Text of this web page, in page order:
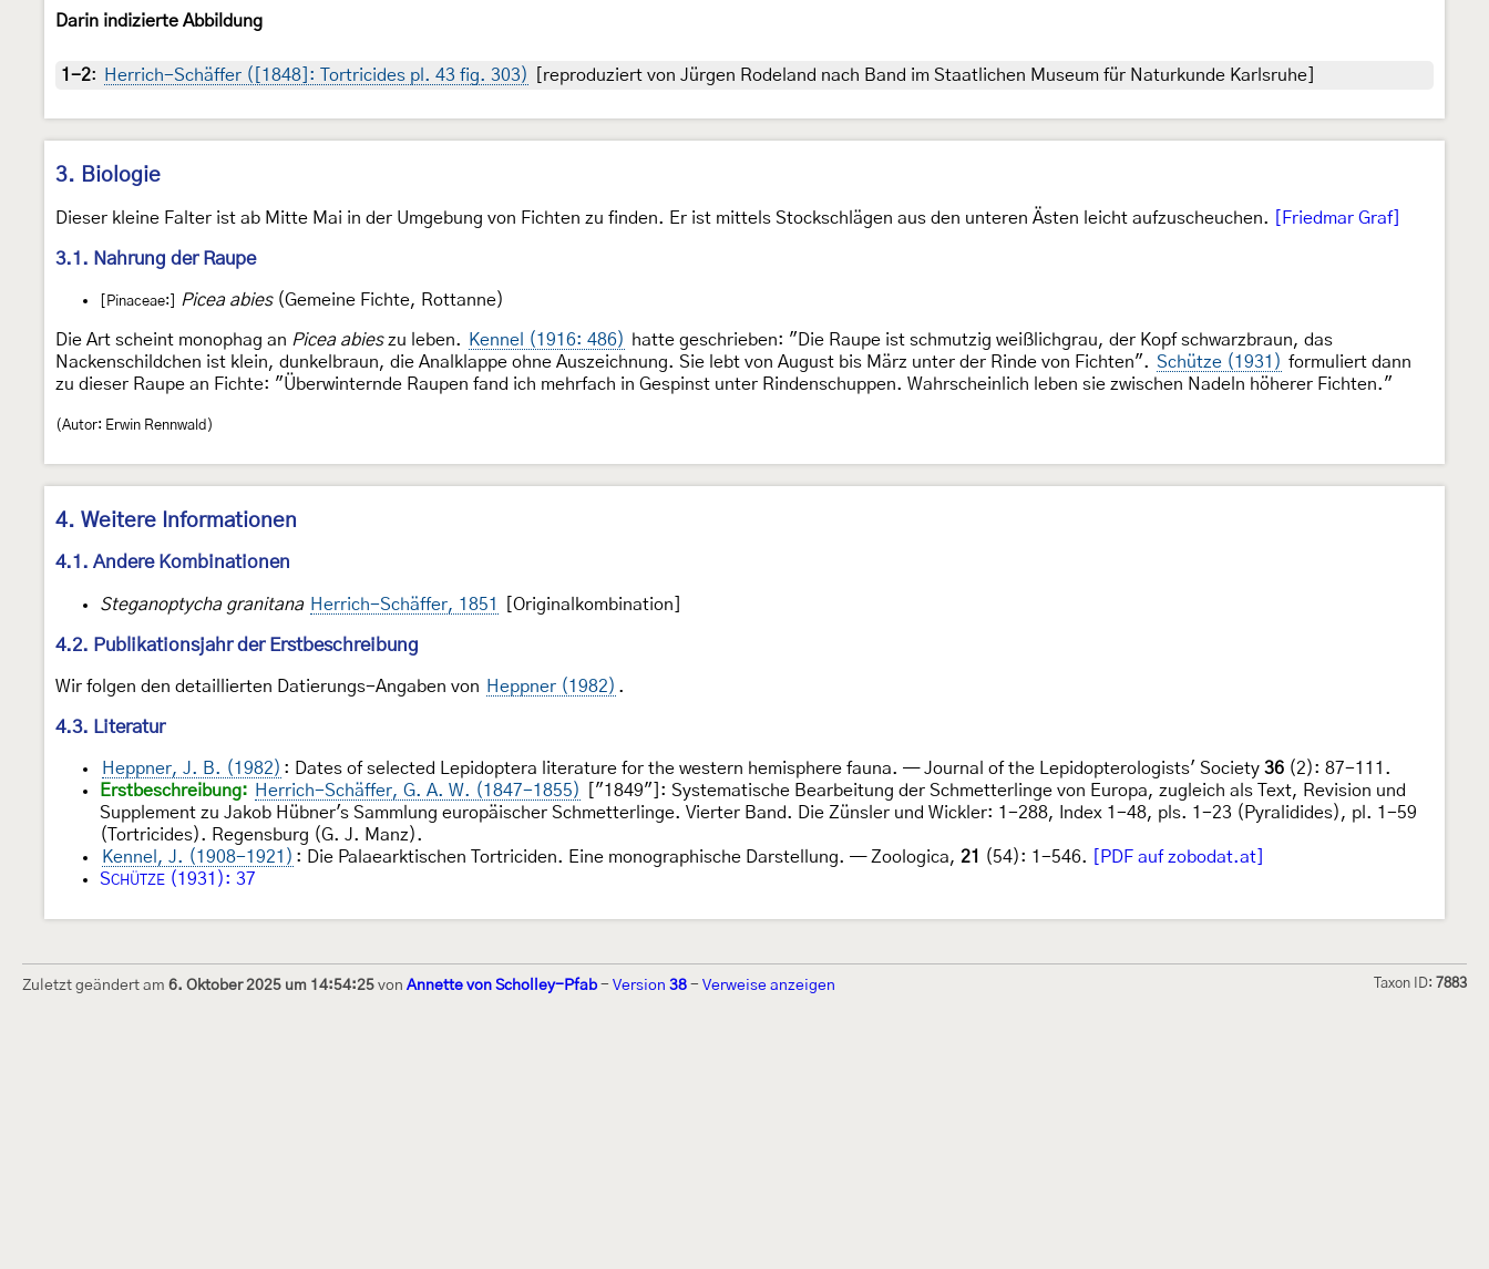
Darin indizierte Abbildung
1-2: Herrich-Schäffer ([1848]: Tortricides pl. 43 fig. 303) [reproduziert von Jürgen Rodeland nach Band im Staatlichen Museum für Naturkunde Karlsruhe]
3. Biologie
Dieser kleine Falter ist ab Mitte Mai in der Umgebung von Fichten zu finden. Er ist mittels Stockschlägen aus den unteren Ästen leicht aufzuscheuchen. [Friedmar Graf]
3.1. Nahrung der Raupe
[Pinaceae:] Picea abies(Gemeine Fichte, Rottanne)
Die Art scheint monophag an Picea abieszu leben. Kennel (1916: 486)
hatte geschrieben: "Die Raupe ist schmutzig weißlichgrau, der Kopf schwarzbraun, das
Nackenschildchen ist klein, dunkelbraun, die Analklappe ohne Auszeichnung. Sie lebt von August bis März unter der Rinde von Fichten". Schütze (1931) formuliert dann
zu dieser Raupe an Fichte: "Überwinternde Raupen fand ich mehrfach in Gespinst unter Rindenschuppen. Wahrscheinlich leben sie zwischen Nadeln höherer Fichten."
(Autor: Erwin Rennwald)
4. Weitere Informationen
4.1. Andere Kombinationen
Steganoptycha granitana Herrich-Schäffer, 1851 [Originalkombination]
4.2. Publikationsjahr der Erstbeschreibung
Wir folgen den detaillierten Datierungs-Angaben von Heppner (1982) .
4.3. Literatur
Heppner, J. B. (1982) : Dates of selected Lepidoptera literature for the western hemisphere fauna. — Journal of the Lepidopterologists' Society 36 (2): 87-111.
Erstbeschreibung: Herrich-Schäffer, G. A. W. (1847-1855)
["1849"]: Systematische Bearbeitung der Schmetterlinge von Europa, zugleich als Text, Revision und
Supplement zu Jakob Hübner's Sammlung europäischer Schmetterlinge. Vierter Band. Die Zünsler und Wickler: 1-288, Index 1-48, pls. 1-23 (Pyralidides), pl. 1-59
(Tortricides). Regensburg (G. J. Manz).
Kennel, J. (1908-1921) : Die Palaearktischen Tortriciden. Eine monographische Darstellung. — Zoologica, 21 (54): 1-546.
[PDF auf zobodat.at]
SCHÜTZE (1931): 37
Zuletzt geändert am 6. Oktober 2025 um 14:54:25 von Annette von Scholley-Pfab - Version 38 - Verweise anzeigen Taxon ID: 7883